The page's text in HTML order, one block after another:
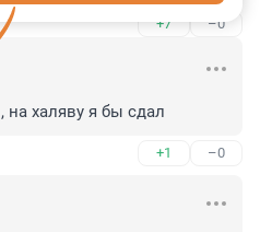
+7 –0
на халяву я бы сдал
+1 –0